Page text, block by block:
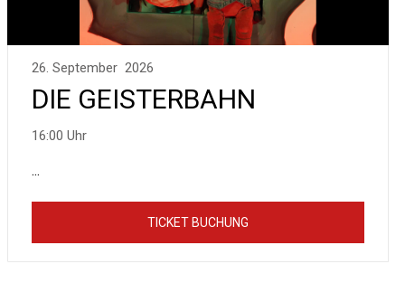
26. September 2026
DIE GEISTERBAHN
16:00 Uhr
...
TICKET BUCHUNG